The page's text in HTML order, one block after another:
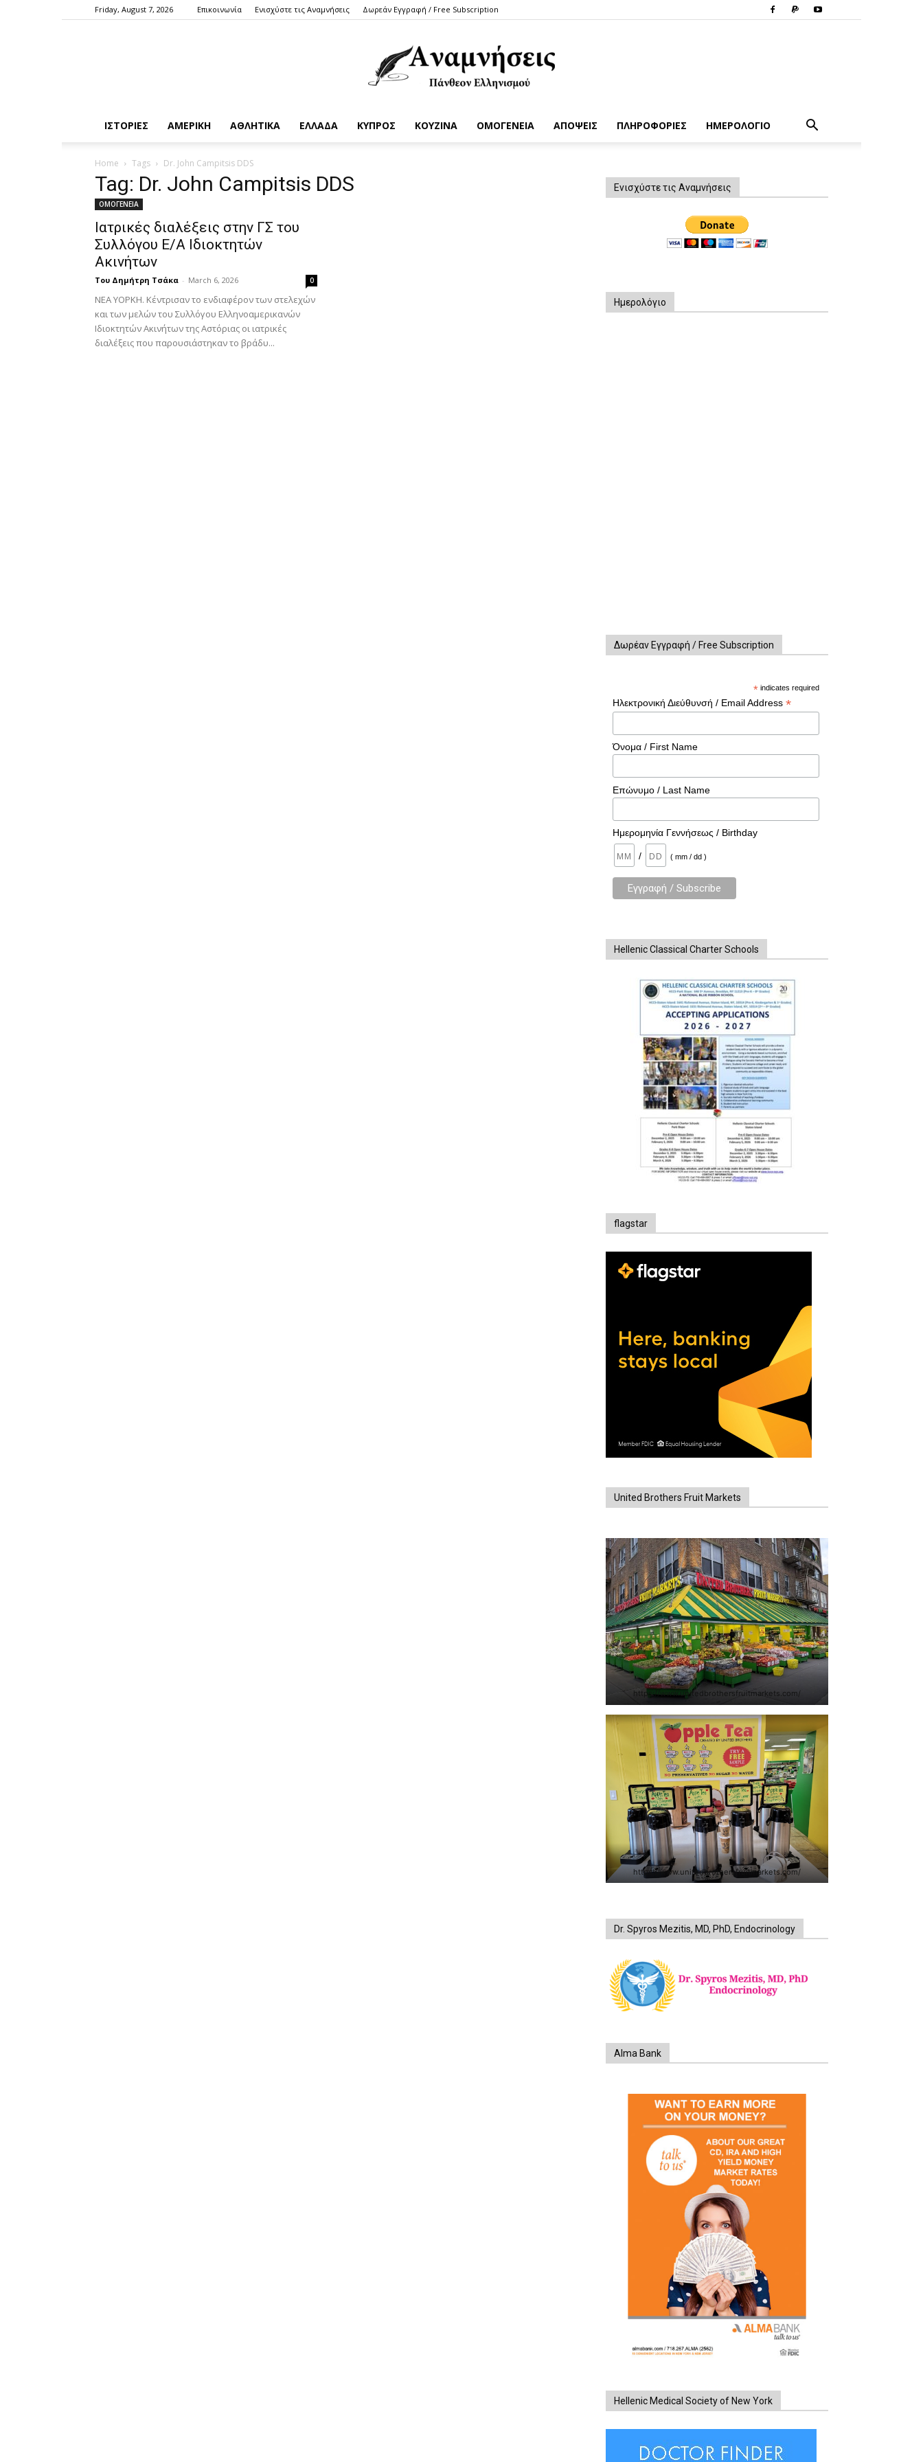
Friday, August 7, 2026 Επικοινωνία Ενισχύστε τις Αναμνήσεις Δωρεάν Εγγραφή / Free Subscription
ΙΣΤΟΡΙΕΣ ΑΜΕΡΙΚΗ ΑΘΛΗΤΙΚΑ ΕΛΛΑΔΑ ΚΥΠΡΟΣ ΚΟΥΖΙΝΑ ΟΜΟΓΕΝΕΙΑ ΑΠΟΨΕΙΣ ΠΛΗΡΟΦΟΡΙΕΣ ΗΜΕΡΟΛΟΓΙΟ
Home Tags Dr. John Campitsis DDS
Tag: Dr. John Campitsis DDS
ΟΜΟΓΕΝΕΙΑ
Ιατρικές διαλέξεις στην ΓΣ του
Συλλόγου Ε/Α Ιδιοκτητών
Ακινήτων
Του Δημήτρη Τσάκα - March 6, 2026 0
ΝΕΑ ΥΟΡΚΗ. Κέντρισαν το ενδιαφέρον των στελεχών
και των μελών του Συλλόγου Ελληνοαμερικανών
Ιδιοκτητών Ακινήτων της Αστόριας οι ιατρικές
διαλέξεις που παρουσιάστηκαν το βράδυ...
Ενισχύστε τις Αναμνήσεις
Ημερολόγιο
Δωρέαν Εγγραφή / Free Subscription
* indicates required
Ηλεκτρονική Διεύθυνσή / Email Address *
Όνομα / First Name
Επώνυμο / Last Name
Ημερομηνία Γεννήσεως / Birthday
/ ( mm / dd )
Hellenic Classical Charter Schools
flagstar
United Brothers Fruit Markets
https://www.unitedbrothersfruitmarkets.com/
https://www.unitedbrothersfruitmarkets.com/
Dr. Spyros Mezitis, MD, PhD, Endocrinology
Alma Bank
Hellenic Medical Society of New York